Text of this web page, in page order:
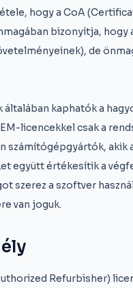
hogy a CoA
bizonyítja,
de
általában kaphatók a
licencekkel csak a
számítógépgyártók, akik
együtt értékesítik a
szerez a szoftver
van joguk.
Refurbisher)